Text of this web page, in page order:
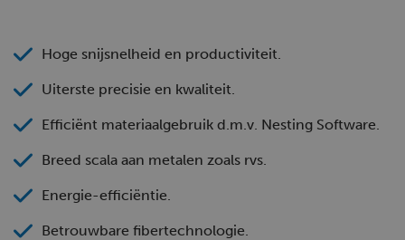
Hoge snijsnelheid en productiviteit.
Uiterste precisie en kwaliteit.
Efficiënt materiaalgebruik d.m.v. Nesting Software.
Breed scala aan metalen zoals rvs.
Energie-efficiëntie.
Betrouwbare fibertechnologie.